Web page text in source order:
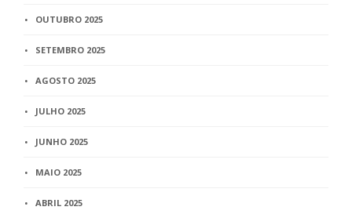
OUTUBRO 2025
SETEMBRO 2025
AGOSTO 2025
JULHO 2025
JUNHO 2025
MAIO 2025
ABRIL 2025